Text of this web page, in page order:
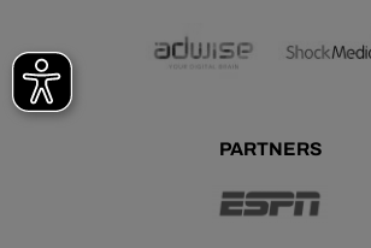
PARTNERS